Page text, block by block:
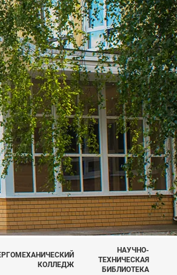
КОЛЛЕДЖ
НАУЧНО-
ТЕХНИЧЕСКАЯ
БИБЛИОТЕКА